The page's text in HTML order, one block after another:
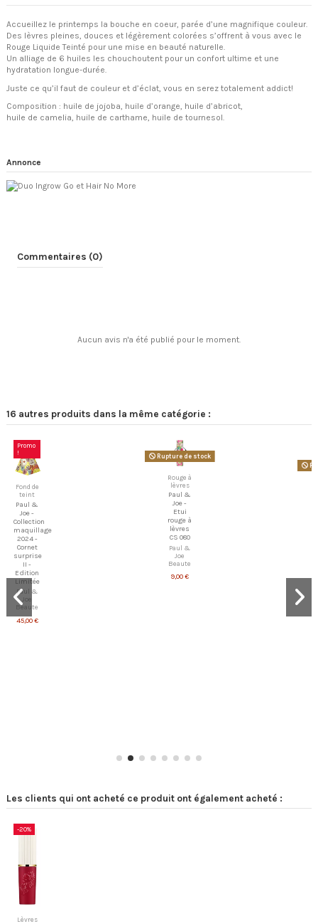
Accueillez le printemps la bouche en coeur, parée d’une magnifique couleur.
Des lèvres pleines, douces et légèrement colorées s’offrent à vous avec le
Rouge Liquide Teinté pour une mise en beauté naturelle.
Un alliage de 6 huiles les chouchoutent pour un confort ultime et une
hydratation longue-durée.
Juste ce qu’il faut de couleur et d’éclat, vous en serez totalement addict!
Composition : huile de jojoba, huile d’orange, huile d’abricot,
huile de camelia, huile de carthame, huile de tournesol.
Annonce
Commentaires (0)
Aucun avis n'a été publié pour le moment.
16 autres produits dans la même catégorie :
Promo
!
Fond de
teint
Paul &
Joe -
Collection
maquillage
2024 -
Cornet
surprise
II -
Edition
Limitée
Paul &
Joe
Beaute
45,00 €
Rupture de stock
Rouge à
lèvres
Paul &
Joe -
Etui
rouge à
lèvres
CS 080
Paul &
Joe
Beaute
9,00 €
Les clients qui ont acheté ce produit ont également acheté :
-20%
Lèvres